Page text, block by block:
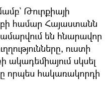
Թուրքիայի
համար Հայաստանն
են հնարավոր
ուստի
սկսել
որպես հակառակորդի